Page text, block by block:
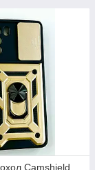
Camshield